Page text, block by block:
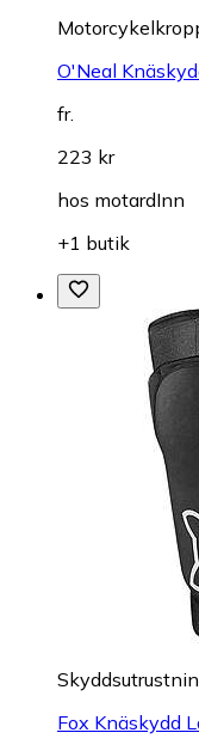
O'Neal
fr.
223 kr
hos motardInn
+1 butik
Fox Knäskydd